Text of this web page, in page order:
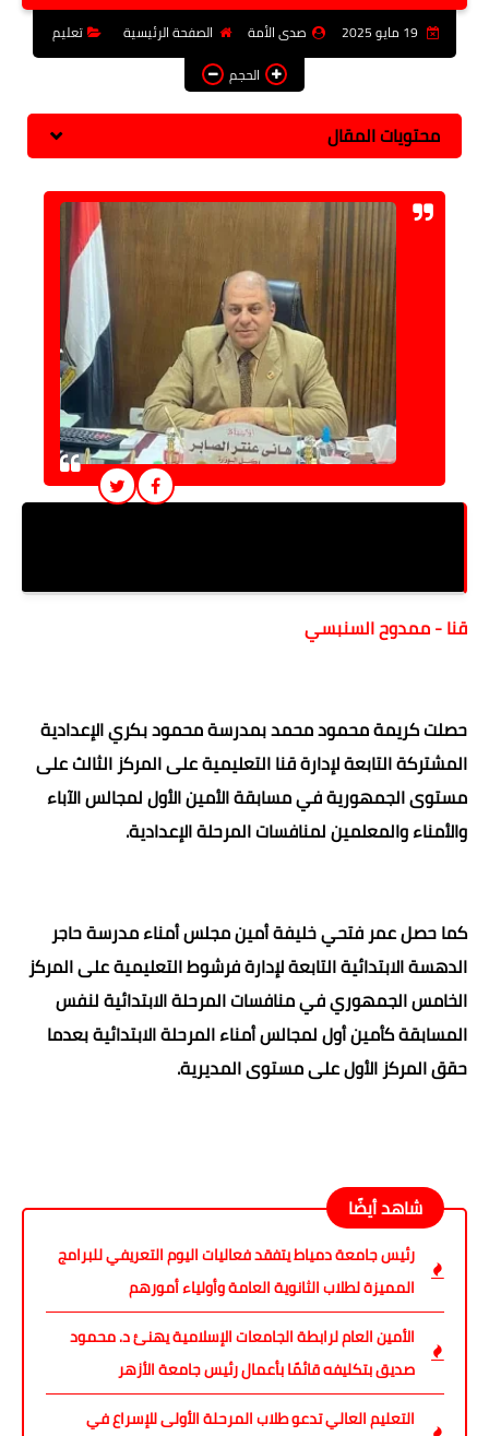
فن وثقافة
تعليم
عربى ودولى
توك شو
آراء وتحليلات
صدى الأمة الصفحة الرئيسية
تعليم
الحجم
محتويات المقال
قنا - ممدوح السنبسي
حصلت كريمة محمود محمد بمدرسة محمود بكري الإعدادية
المشتركة التابعة لإدارة قنا التعليمية على المركز الثالث على
مستوى الجمهورية في مسابقة الأمين الأول لمجالس الآباء
والأمناء والمعلمين لمنافسات المرحلة الإعدادية.
كما حصل عمر فتحي خليفة أمين مجلس أمناء مدرسة حاجر
الدهسة الابتدائية التابعة لإدارة فرشوط التعليمية على المركز
الخامس الجمهوري في منافسات المرحلة الابتدائية لنفس
المسابقة كأمين أول لمجالس أمناء المرحلة الابتدائية بعدما
حقق المركز الأول على مستوى المديرية.
شاهد أيضًا
رئيس جامعة دمياط يتفقد فعاليات اليوم التعريفي للبرامج
المميزة لطلاب الثانوية العامة وأولياء أمورهم
الأمين العام لرابطة الجامعات الإسلامية يهنئ د. محمود
صديق بتكليفه قائمًا بأعمال رئيس جامعة الأزهر
التعليم العالي تدعو طلاب المرحلة الأولى للإسراع في